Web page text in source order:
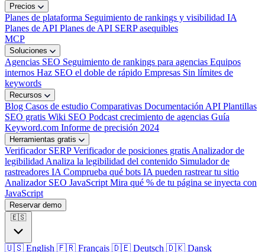
Precios
Planes de plataforma Seguimiento de rankings y visibilidad IA
Planes de API Planes de API SERP asequibles
MCP
Soluciones
Agencias SEO Seguimiento de rankings para agencias Equipos
internos Haz SEO el doble de rápido Empresas Sin límites de
keywords
Recursos
Blog Casos de estudio Comparativas Documentación API Plantillas
SEO gratis Wiki SEO Podcast crecimiento de agencias Guía
Keyword.com Informe de precisión 2024
Herramientas gratis
Verificador SERPVerificador de posiciones gratis Analizador de
legibilidad Analiza la legibilidad del contenido Simulador de
rastreadores IA Comprueba qué bots IA pueden rastrear tu sitio
Analizador SEO JavaScript Mira qué % de tu página se inyecta con
JavaScript
Reservar demo
🇪🇸
🇺🇸 English 🇫🇷 Français 🇩🇪 Deutsch 🇩🇰 Dansk